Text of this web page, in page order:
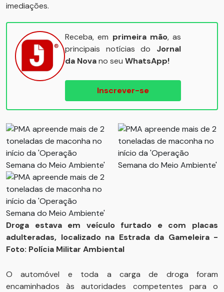
imediações.
Receba, em primeira mão, as
principais notícias do Jornal
da Novano seu WhatsApp!
Inscrever-se
Droga estava em veículo furtado e com placas
adulteradas, localizado na Estrada da Gameleira -
Foto: Polícia Militar Ambiental
O automóvel e toda a carga de droga foram
encaminhados às autoridades competentes para o